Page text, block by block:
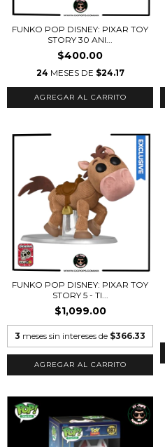
FUNKO POP DISNEY: PIXAR TOY
STORY 30 ANI...
$400.00
24 MESES DE $24.17
FUNKO POP DISNEY: PIXAR TOY
STORY 5 - TI...
$1,099.00
3 meses sin intereses de $366.33